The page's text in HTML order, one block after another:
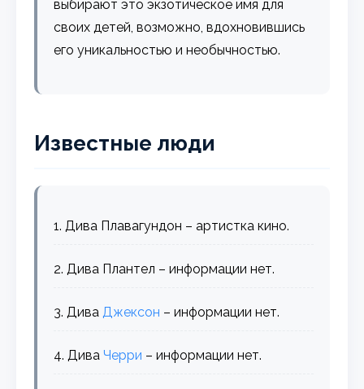
выбирают это экзотическое имя для
своих детей, возможно, вдохновившись
его уникальностью и необычностью.
Известные люди
1. Дива Плавагундон – артистка кино.
2. Дива Плантел – информации нет.
3. ДиваДжексон – информации нет.
4. ДиваЧерри – информации нет.